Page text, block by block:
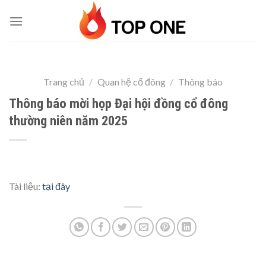
Trang chủ / Quan hệ cổ đông / Thông báo
Thông báo mời họp Đại hội đồng cổ đông
thường niên năm 2025
Tài liệu: tại đây